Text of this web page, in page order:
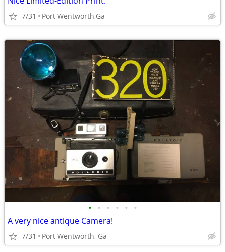
7/31 Port Wentworth,Ga
• • • • • •
A very nice antique Camera!
7/31 Port Wentworth, Ga